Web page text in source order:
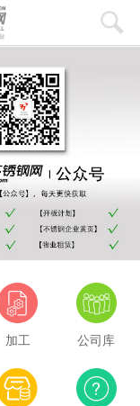
加工 公司库
0.00